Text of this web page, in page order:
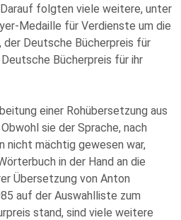
folgten viele weitere, unter
Medaille für Verdienste um die
Deutsche Bücherpreis für
Bücherpreis für ihr
einer Rohübersetzung aus
sie der Sprache, nach
nicht mächtig gewesen war,
in der Hand an die
Übersetzung von Anton
auf der Auswahlliste zum
stand, sind viele weitere